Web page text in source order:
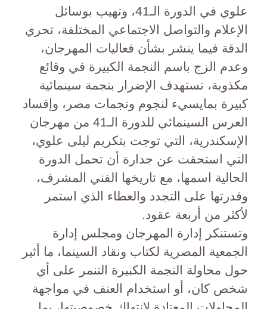
علوي في الدورة الـ41، وتهيب بوسائل
الإعلام والتواصل الاجتماعي المختلفة، تحري
الدقة فيما ينشر بشأن فعاليات المهرجان،
وعدم الزج باسم النجمة الكبيرة في وقائع
مكذوبة، تستهدف الإضرار بنجمة سينمائية
كبيرة بمايسيء لنجوم ونجمات مصر، وإفساد
العرس السينمائي للدورة الـ41 من مهرجان
الإسكندرية، التي توجت بتكريم ليلى علوي،
التي استحقت عن جدارة أن تحمل الدورة
الحالية اسمها، مع تاريخها الفني المشرف،
وقدرتها على التجدد والعطاء الذي استمر
لأكثر من أربعة عقود.
وتستنكر إدارة المهرجان ومجلس إدارة
الجمعية المصرية لكتاب ونقاد السينما، ما أثير
حول محاولة النجمة الكبيرة التنمر على أي
شخص كان، أو استخدام العنف في مواجهة